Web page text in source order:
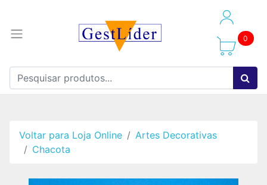
0
Voltar para Loja Online
Artes Decorativas
Chacota